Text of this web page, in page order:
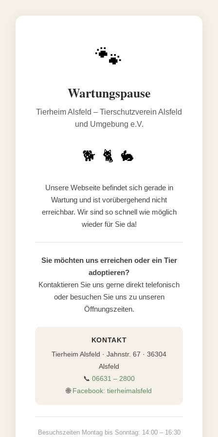
🐾
Wartungspause
Tierheim Alsfeld – Tierschutzverein Alsfeld
und Umgebung e.V.
🐕 🐈 🐇
Unsere Webseite befindet sich gerade in
Wartung und ist vorübergehend nicht
erreichbar. Wir sind so schnell wie möglich
wieder für Sie da!
Sie möchten uns erreichen oder ein Tier
adoptieren?
Kontaktieren Sie uns gerne direkt telefonisch
oder besuchen Sie uns zu unseren
Öffnungszeiten.
KONTAKT
Tierheim Alsfeld · Jahnstr. 67 · 36304
Alsfeld
📞 06631 – 2800
🌐 Facebook: tierheimalsfeld
Besuchszeiten Montag bis Sonntag: 14:00 – 16:30